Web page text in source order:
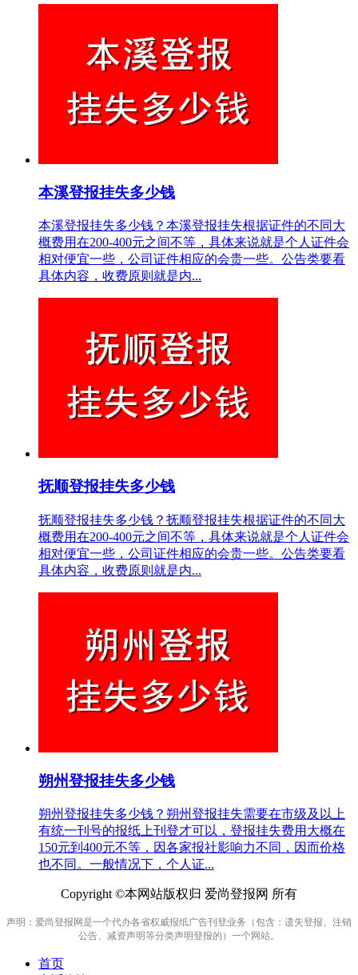
本溪登报挂失多少钱
本溪登报挂失多少钱？本溪登报挂失根据证件的不同大
概费用在200-400元之间不等，具体来说就是个人证件会
相对便宜一些，公司证件相应的会贵一些。公告类要看
具体内容，收费原则就是内...
抚顺登报挂失多少钱
抚顺登报挂失多少钱？抚顺登报挂失根据证件的不同大
概费用在200-400元之间不等，具体来说就是个人证件会
相对便宜一些，公司证件相应的会贵一些。公告类要看
具体内容，收费原则就是内...
朔州登报挂失多少钱
朔州登报挂失多少钱？朔州登报挂失需要在市级及以上
有统一刊号的报纸上刊登才可以，登报挂失费用大概在
150元到400元不等，因各家报社影响力不同，因而价格
也不同。一般情况下，个人证...
Copyright ©本网站版权归 爱尚登报网 所有
声明：爱尚登报网是一个代办各省权威报纸广告刊登业务（包含：遗失登报、注销
公告、减资声明等分类声明登报的）一个网站。
首页